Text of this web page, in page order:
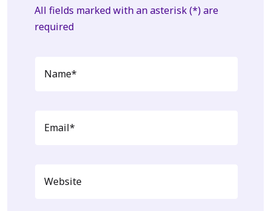
All fields marked with an asterisk (*) are
required